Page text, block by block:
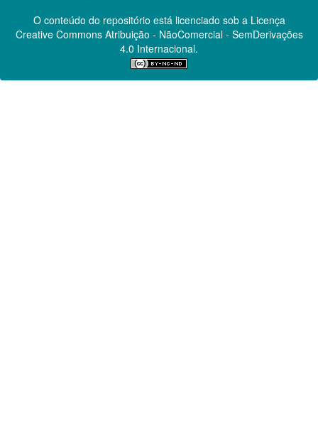
O conteúdo do repositório está licenciado sob a Licença
Creative CommonsAtribuição - NãoComercial - SemDerivações
4.0 Internacional.